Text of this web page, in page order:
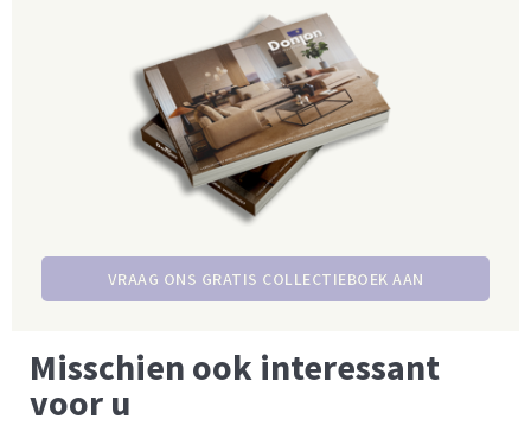
VRAAG ONS GRATIS COLLECTIEBOEK AAN
Misschien ook interessant
voor u